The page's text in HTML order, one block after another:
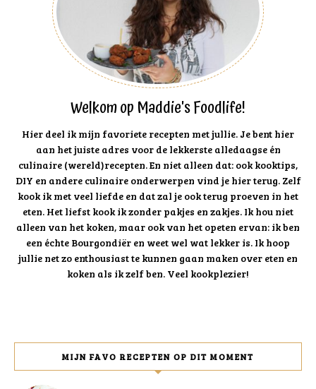
Welkom op Maddie's Foodlife!
Hier deel ik mijn favoriete recepten met jullie. Je bent hier
aan het juiste adres voor de lekkerste alledaagse én
culinaire (wereld)recepten. En niet alleen dat: ook kooktips,
DIY en andere culinaire onderwerpen vind je hier terug. Zelf
kook ik met veel liefde en dat zal je ook terug proeven in het
eten. Het liefst kook ik zonder pakjes en zakjes. Ik hou niet
alleen van het koken, maar ook van het opeten ervan: ik ben
een échte Bourgondiër en weet wel wat lekker is. Ik hoop
jullie net zo enthousiast te kunnen gaan maken over eten en
koken als ik zelf ben. Veel kookplezier!
MIJN FAVO RECEPTEN OP DIT MOMENT